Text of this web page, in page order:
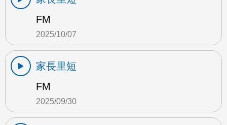
FM
2025/10/07
家長里短
FM
2025/09/30